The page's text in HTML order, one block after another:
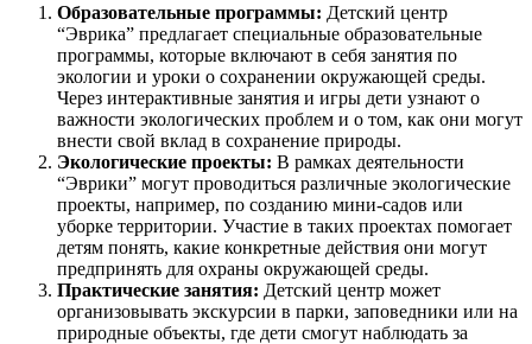
Образовательные программы: Детский центр
“Эврика” предлагает специальные образовательные
программы, которые включают в себя занятия по
экологии и уроки о сохранении окружающей среды.
Через интерактивные занятия и игры дети узнают о
важности экологических проблем и о том, как они могут
внести свой вклад в сохранение природы.
Экологические проекты: В рамках деятельности
“Эврики” могут проводиться различные экологические
проекты, например, по созданию мини-садов или
уборке территории. Участие в таких проектах помогает
детям понять, какие конкретные действия они могут
предпринять для охраны окружающей среды.
Практические занятия: Детский центр может
организовывать экскурсии в парки, заповедники или на
природные объекты, где дети смогут наблюдать за